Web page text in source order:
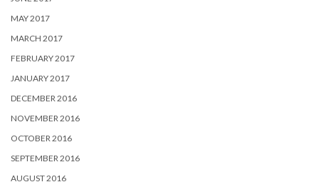
MAY 2017
MARCH 2017
FEBRUARY 2017
JANUARY 2017
DECEMBER 2016
NOVEMBER 2016
OCTOBER 2016
SEPTEMBER 2016
AUGUST 2016